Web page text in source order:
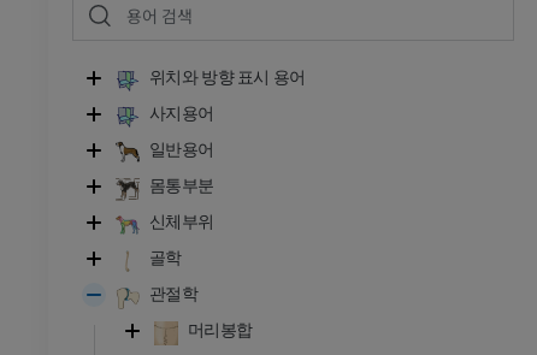
위치와 방향 표시 용어
사지용어
일반용어
몸통부분
신체부위
골학
관절학
머리봉합